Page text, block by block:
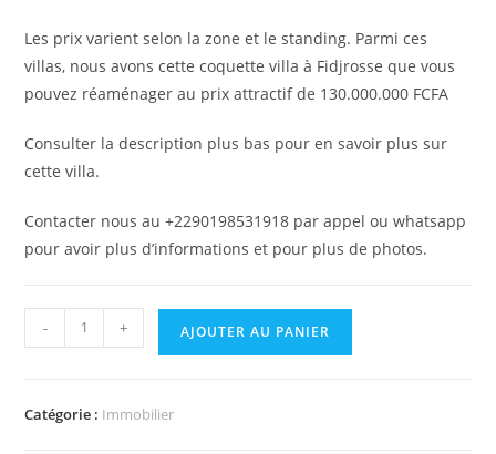
Les prix varient selon la zone et le standing. Parmi ces
villas, nous avons cette coquette villa à Fidjrosse que vous
pouvez réaménager au prix attractif de 130.000.000 FCFA
Consulter la description plus bas pour en savoir plus sur
cette villa.
Contacter nous au +2290198531918 par appel ou whatsapp
pour avoir plus d’informations et pour plus de photos.
quantité
de
- + AJOUTER AU PANIER
Catégorie : Immobilier